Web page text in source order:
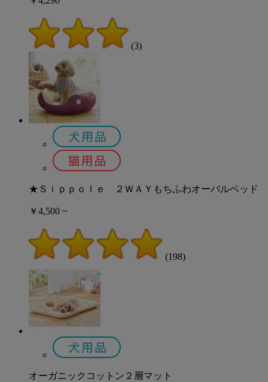
(3)
★Ｓｉｐｐｏｌｅ ２ＷＡＹもちふわオーバルベッド
￥4,500 ~
(198)
オーガニックコットン２層マット